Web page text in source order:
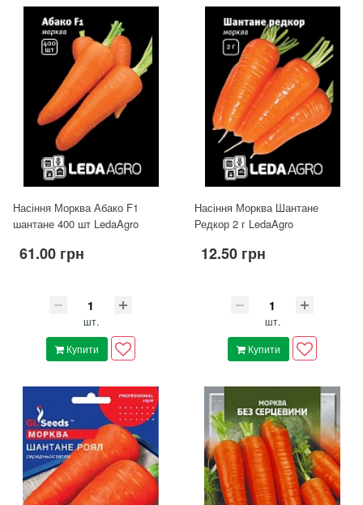
Насіння Морква Абако F1
шантане 400 шт LedaAgro
61.00 грн
шт.
Купити
Насіння Морква Шантане
Редкор 2 г LedaAgro
12.50 грн
шт.
Купити